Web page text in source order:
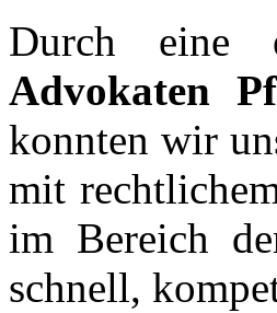
Durch eine
Advokaten
konnten wir
mit
im Bereich
schnell,